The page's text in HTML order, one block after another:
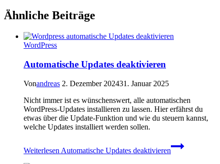
Ähnliche Beiträge
WordPress
Automatische Updates deaktivieren
Vonandreas 2. Dezember 202431. Januar 2025
Nicht immer ist es wünschenswert, alle automatischen
WordPress-Updates installieren zu lassen. Hier erfährst du
etwas über die Update-Funktion und wie du steuern kannst,
welche Updates installiert werden sollen.
Weiterlesen Automatische Updates deaktivieren